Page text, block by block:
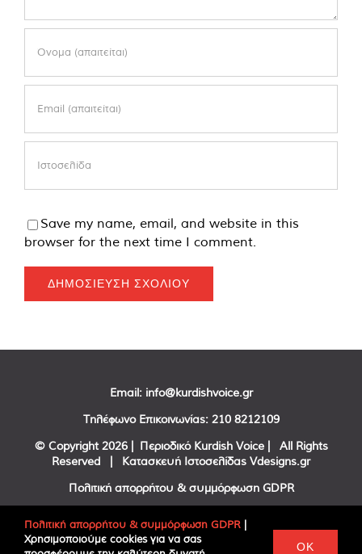
Save my name, email, and website in this
browser for the next time I comment.
Email: info@kurdishvoice.gr
Τηλέφωνο Επικοινωνίας: 210 8212109
© Copyright 2026 | Περιοδικό Kurdish Voice | All Rights
Reserved | Κατασκευή Ιστοσελίδας Vdesigns.gr
Πολιτική απορρήτου & συμμόρφωση GDPR
FacebookTwitter
Πολιτική απορρήτου & συμμόρφωση GDPR |
Χρησιμοποιούμε cookies για να σας
OK